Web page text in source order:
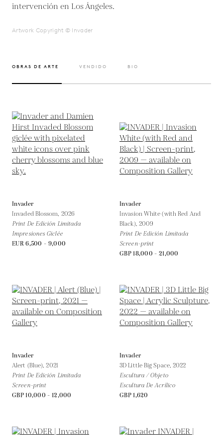
intervención en Los Ángeles.
Artwork Copyright © Invader
OBRAS DE ARTE VENDIDO BIO
Invader
Invaded Blossom, 2026
Print De Edición Limitada
Impresiones Giclée
EUR 6,500 - 9,000
Invader
Invasion White (with Red And
Black), 2009
Print De Edición Limitada
Screen-print
GBP 18,000 - 21,000
Invader
Alert (Blue),2021
Print De Edición Limitada
Screen-print
GBP 10,000 - 12,000
Invader
3D Little Big Space,2022
Escultura / Objeto
Escultura De Acrílico
GBP 1,620